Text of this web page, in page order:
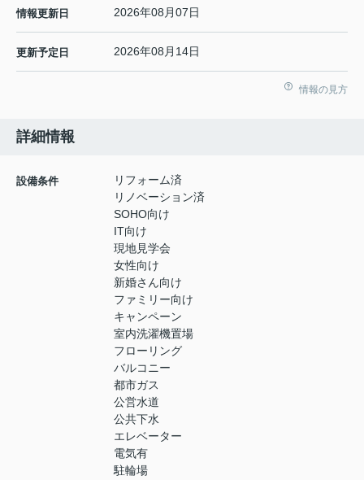
情報更新日 2026年08月07日
更新予定日 2026年08月14日
情報の見方
詳細情報
設備条件
リフォーム済
リノベーション済
SOHO向け
IT向け
現地見学会
女性向け
新婚さん向け
ファミリー向け
キャンペーン
室内洗濯機置場
フローリング
バルコニー
都市ガス
公営水道
公共下水
エレベーター
電気有
駐輪場